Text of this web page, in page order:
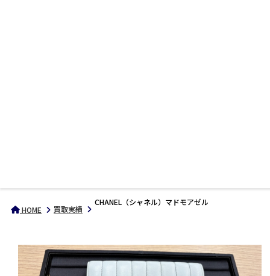
HOME 買取実績
CHANEL（シャネル）マドモアゼル